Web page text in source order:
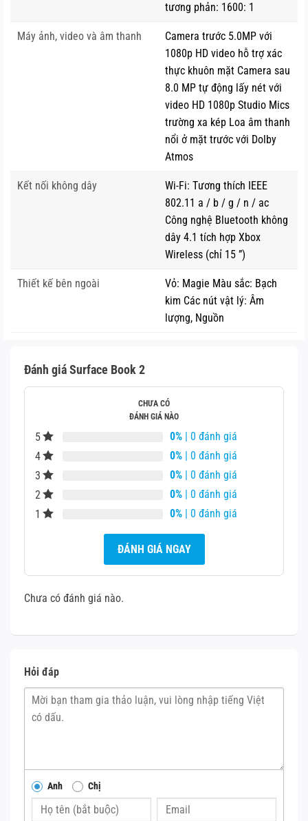
– Tablet Mode: Tách rời màn hình và bàn phím thành
tablet thực thụ, tăng tính di động và vẫn mang trong mình
– Studio Mode: Chuyên dành cho nhà thiết kế có thể sáng
Surface Dial, Pen, tay cầm Xbox One.
– View Mode: Giúp tháo, xoay 180 độ và kết nối thiết bị
phục vụ trình chiếu và chia sẻ nội dung cho người đối diện.
Ngoại hình mỏng nhẹ như một chiếc laptop, dễ dàng biến
hình thành tablet chỉ trong “một nốt nhạc”. Thiết bị còn
mang sức mạnh phần cứng không thua kém ai. Còn điều
4. Bàn phím
Surface Book 2 mang lại cảm giác thoải mái khi gõ chữ.
sáng. Độ nhạy của bàn phím, bản rê Touchpad cực sướng,
chính ưu điểm nổi bật này.
5. Thông số kỹ thuật
Kích thước
13,5 ”(i5): 312 x 232 x 13 – 23 (mm)
13,5 ”(i7): 312 x 232 x 15 – 23 (mm)
15 ”(i7): 343 x 251 x 15 – 23 (mm)
tương phản: 1600: 1
Máy ảnh, video và âm thanh
Camera trước 5.0MP với
1080p HD video hỗ trợ xác
thực khuôn mặt Camera sau
8.0 MP tự động lấy nét với
video HD 1080p Studio Mics
trường xa kép Loa âm thanh
nổi ở mặt trước với Dolby
Atmos
Kết nối không dây
Wi-Fi: Tương thích IEEE
802.11 a / b / g / n / ac
Công nghệ Bluetooth không
dây 4.1 tích hợp Xbox
Wireless (chỉ 15 ”)
Thiết kế bên ngoài
Vỏ: Magie Màu sắc: Bạch
kim Các nút vật lý: Âm
lượng, Nguồn
Đánh giá Surface Book 2
CHƯA CÓ
ĐÁNH GIÁ NÀO
5 0% | 0 đánh giá
4
0% | 0 đánh giá
3
0% | 0 đánh giá
2
0% | 0 đánh giá
1
0% | 0 đánh giá
ĐÁNH GIÁ NGAY
Chưa có đánh giá nào.
Hỏi đáp
Anh Chị